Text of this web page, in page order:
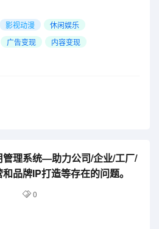
影视动漫 休闲娱乐
广告变现 内容变现
理系统—助力公司/企业/工厂/
品牌IP打造等存在的问题。
0